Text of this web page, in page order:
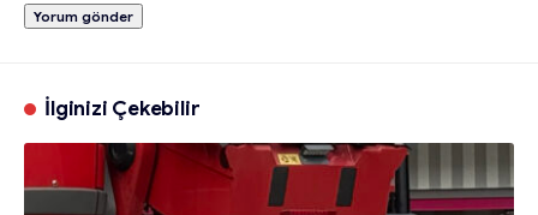
İlginizi Çekebilir